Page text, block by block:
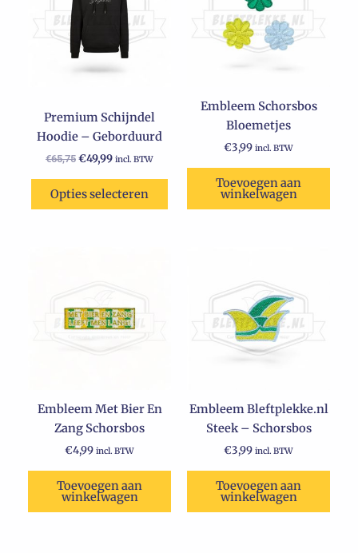
Premium Schijndel
Hoodie – Geborduurd
€65,75 €49,99 incl. BTW
Opties selecteren
meerdere
variaties.
Deze
optie
worden
op
de
productpagina
Embleem Schorsbos
Bloemetjes
€3,99 incl. BTW
Toevoegen aan
winkelwagen
Embleem Met Bier En
Zang Schorsbos
€4,99 incl. BTW
Toevoegen aan
winkelwagen
Embleem Bleftplekke.nl
Steek – Schorsbos
€3,99 incl. BTW
Toevoegen aan
winkelwagen